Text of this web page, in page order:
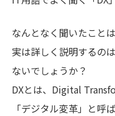
なんとなく聞いたことは
実は詳しく説明するの
ないでしょうか？
DXとは、Digital
「デジタル変革」と呼